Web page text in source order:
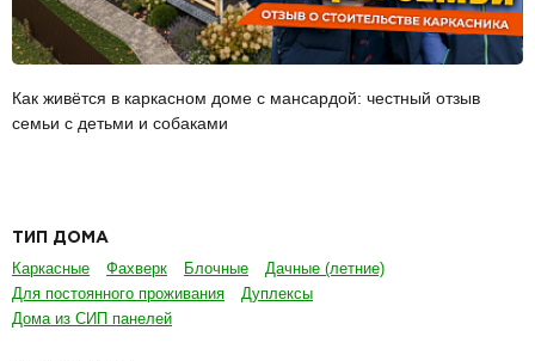
Как живётся в каркасном доме с мансардой: честный отзыв
семьи с детьми и собаками
ТИП ДОМА
Каркасные Фахверк Блочные
Дачные (летние)
Для постоянного проживания
Дуплексы
Дома из СИП панелей